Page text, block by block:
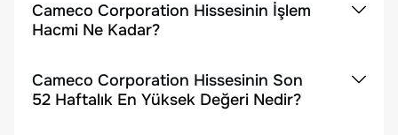
Cameco Corporation Hissesinin İşlem
Hacmi Ne Kadar?
Cameco Corporation Hissesinin Son
52 Haftalık En Yüksek Değeri Nedir?